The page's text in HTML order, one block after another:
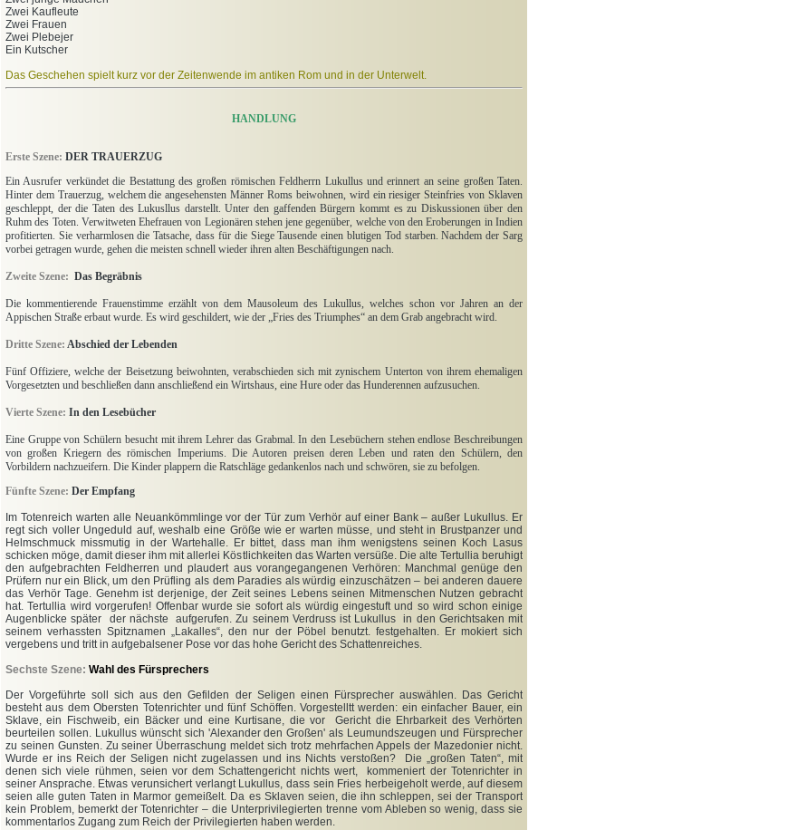
Zwei Kaufleute
Zwei Frauen
Zwei Plebejer
Ein Kutscher
Das Geschehen spielt kurz vor der Zeitenwende im antiken Rom und in der Unterwelt.
HANDLUNG
Erste Szene: DER TRAUERZUG
Ein Ausrufer verkündet die Bestattung des großen römischen Feldherrn Lukullus und erinnert an seine großen Taten.
Hinter dem Trauerzug, welchem die angesehensten Männer Roms beiwohnen, wird ein riesiger Steinfries von Sklaven
geschleppt, der die Taten des Lukusllus darstellt. Unter den gaffenden Bürgern kommt es zu Diskussionen über den
Ruhm des Toten. Verwitweten Ehefrauen von Legionären stehen jene gegenüber, welche von den Eroberungen in Indien
profitierten. Sie verharmlosen die Tatsache, dass für die Siege Tausende einen blutigen Tod starben. Nachdem der Sarg
vorbei getragen wurde, gehen die meisten schnell wieder ihren alten Beschäftigungen nach.
Zweite Szene: Das Begräbnis
Die kommentierende Frauenstimme erzählt von dem Mausoleum des Lukullus, welches schon vor Jahren an der
Appischen Straße erbaut wurde. Es wird geschildert, wie der „Fries des Triumphes“ an dem Grab angebracht wird.
Dritte Szene: Abschied der Lebenden
Fünf Offiziere, welche der Beisetzung beiwohnten, verabschieden sich mit zynischem Unterton von ihrem ehemaligen
Vorgesetzten und beschließen dann anschließend ein Wirtshaus, eine Hure oder das Hunderennen aufzusuchen.
Vierte Szene: In den Lesebücher
Eine Gruppe von Schülern besucht mit ihrem Lehrer das Grabmal. In den Lesebüchern stehen endlose Beschreibungen
von großen Kriegern des römischen Imperiums. Die Autoren preisen deren Leben und raten den Schülern, den
Vorbildern nachzueifern. Die Kinder plappern die Ratschläge gedankenlos nach und schwören, sie zu befolgen.
Fünfte Szene: Der Empfang
Im Totenreich warten alle Neuankömmlinge vor der Tür zum Verhör auf einer Bank – außer Lukullus. Er
regt sich voller Ungeduld auf, weshalb eine Größe wie er warten müsse, und steht in Brustpanzer und
Helmschmuck missmutig in der Wartehalle. Er bittet, dass man ihm wenigstens seinen Koch Lasus
schicken möge, damit dieser ihm mit allerlei Köstlichkeiten das Warten versüße. Die alte Tertullia beruhigt
den aufgebrachten Feldherren und plaudert aus vorangegangenen Verhören: Manchmal genüge den
Prüfern nur ein Blick, um den Prüfling als dem Paradies als würdig einzuschätzen – bei anderen dauere
das Verhör Tage. Genehm ist derjenige, der Zeit seines Lebens seinen Mitmenschen Nutzen gebracht
hat. Tertullia wird vorgerufen! Offenbar wurde sie sofort als würdig eingestuft und so wird schon einige
Augenblicke später der nächste aufgerufen. Zu seinem Verdruss ist Lukullus in den Gerichtsaken mit
seinem verhassten Spitznamen „Lakalles“, den nur der Pöbel benutzt. festgehalten. Er mokiert sich
vergebens und tritt in aufgebalsener Pose vor das hohe Gericht des Schattenreiches.
Sechste Szene: Wahl des Fürsprechers
Der Vorgeführte soll sich aus den Gefilden der Seligen einen Fürsprecher auswählen. Das Gericht
besteht aus dem Obersten Totenrichter und fünf Schöffen. Vorgestelltt werden: ein einfacher Bauer, ein
Sklave, ein Fischweib, ein Bäcker und eine Kurtisane, die vor Gericht die Ehrbarkeit des Verhörten
beurteilen sollen. Lukullus wünscht sich 'Alexander den Großen' als Leumundszeugen und Fürsprecher
zu seinen Gunsten. Zu seiner Überraschung meldet sich trotz mehrfachen Appels der Mazedonier nicht.
Wurde er ins Reich der Seligen nicht zugelassen und ins Nichts verstoßen? Die „großen Taten“, mit
denen sich viele rühmen, seien vor dem Schattengericht nichts wert, kommeniert der Totenrichter in
seiner Ansprache. Etwas verunsichert verlangt Lukullus, dass sein Fries herbeigeholt werde, auf diesem
seien alle guten Taten in Marmor gemeißelt. Da es Sklaven seien, die ihn schleppen, sei der Transport
kein Problem, bemerkt der Totenrichter – die Unterprivilegierten trenne vom Ableben so wenig, dass sie
kommentarlos Zugang zum Reich der Privilegierten haben werden.